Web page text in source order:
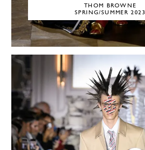
THOM BROWNE
SPRING/SUMMER 2023